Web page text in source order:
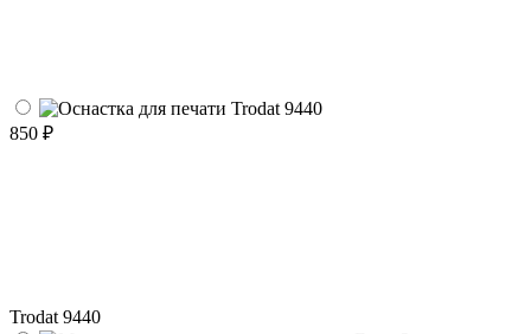
850 ₽
Trodat 9440